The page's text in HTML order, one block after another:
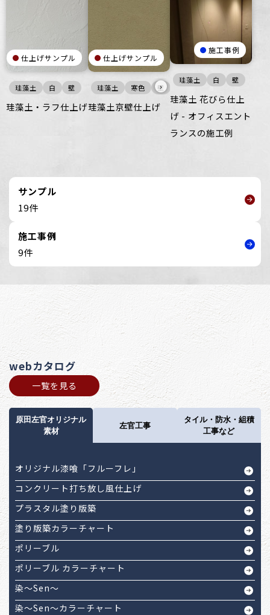
仕上げサンプル
珪藻土 白 壁
珪藻土・ラフ仕上げ
仕上げサンプル
珪藻土 寒色 壁
›
珪藻土京壁仕上げ
施工事例
珪藻土 白 壁
珪藻土 花びら仕上
げ - オフィスエント
ランスの施工例
サンプル
19件
施工事例
9件
webカタログ
一覧を見る
原田左官オリジナル
素材
左官工事
タイル・防水・組積
工事など
オリジナル漆喰「フルーフレ」
コンクリート打ち放し風仕上げ
プラスタル塗り版築
塗り版築カラーチャート
ポリーブル
ポリーブル カラーチャート
染～Sen～
染～Sen～カラーチャート